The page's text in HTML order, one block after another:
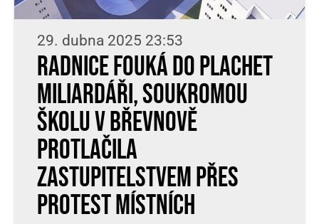
29. dubna 2025 23:53
Radnice fouká do plachet
miliardáři, soukromou
školu v Břevnově
protlačila
zastupitelstvem přes
protest místních